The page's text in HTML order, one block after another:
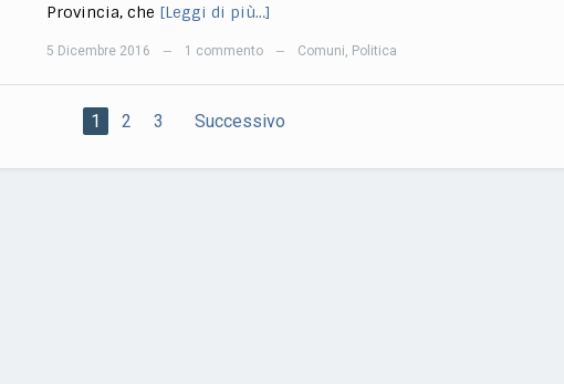
Provincia, che [Leggi di più…]
5 Dicembre 2016 — 1 commento — Comuni, Politica
1 2 3 Successivo